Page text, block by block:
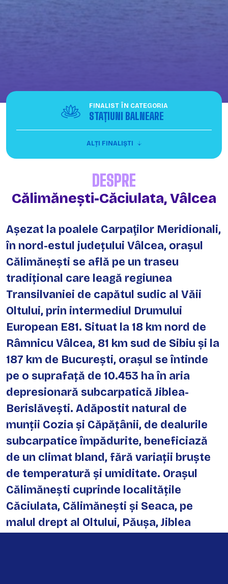
FINALIST ÎN CATEGORIA
STAȚIUNI BALNEARE
ALȚI FINALIȘTI
DESPRE
Călimănești-Căciulata, Vâlcea
Așezat la poalele Carpaţilor Meridionali,
în nord-estul județului Vâlcea, orașul
Călimănești se află pe un traseu
tradițional care leagă regiunea
Transilvaniei de capătul sudic al Văii
Oltului, prin intermediul Drumului
European E81. Situat la 18 km nord de
Râmnicu Vâlcea, 81 km sud de Sibiu şi la
187 km de Bucureşti, orașul se întinde
pe o suprafață de 10.453 ha în aria
depresionară subcarpatică Jiblea-
Berislăvești. Adăpostit natural de
munții Cozia și Căpățânii, de dealurile
subcarpatice împădurite, beneficiază
de un climat bland, fără variații bruște
de temperatură și umiditate. Orașul
Călimănești cuprinde localitățile
Căciulata, Călimănești și Seaca, pe
malul drept al Oltului, Păușa, Jiblea